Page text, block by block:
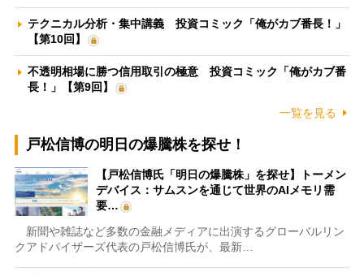
テクニカル分析・集中講義 投資コミック「俺がカブ番長！」
【第10回】
不透明相場に勝つ信用取引の極意 投資コミック「俺がカブ番
長！」【第9回】
一覧を見る
戸松信博の明日の爆騰株を探せ！
【戸松信博氏「明日の爆騰株」を探せ】トーメン
デバイス：サムスンを通じて世界のAIメモリ需
要…
新聞や雑誌など多数の金融メディアに出演するグローバルリン
クアドバイザーズ代表の戸松信博氏が、最新…